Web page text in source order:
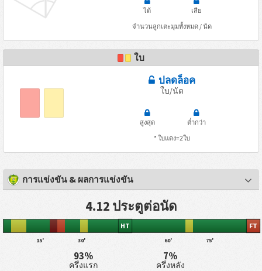
ได้
เสีย
จำนวนลูกเตะมุมทั้งหมด / นัด
ใบ
ปลดล็อค
ใบ/นัด
สูงสุด
ต่ำกว่า
* ใบแดง=2ใบ
การแข่งขัน & ผลการแข่งขัน
4.12 ประตูต่อนัด
15' 30'
HT
60' 75'
FT
93%
ครึ่งแรก
7%
ครึ่งหลัง